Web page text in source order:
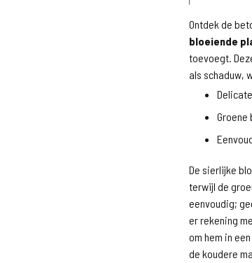
Ontdek de
bloeiende
toevoegt.
als schaduw,
Groene
De sierlijke
terwijl de
eenvoudig;
er rekening
om hem in
de koudere